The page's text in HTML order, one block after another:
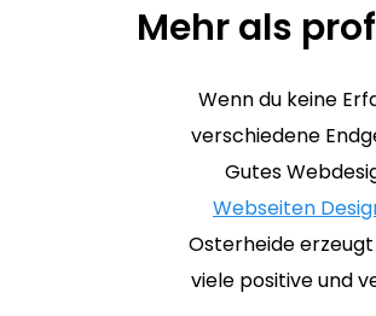
Mehr als
Wenn du keine
verschiedene
Gutes
Webseiten
Osterheide
viele positive und